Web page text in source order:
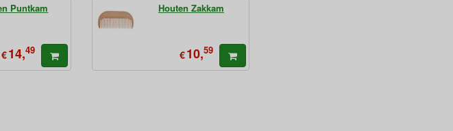
Puntkam
€14,49
Houten Zakkam
€10,59